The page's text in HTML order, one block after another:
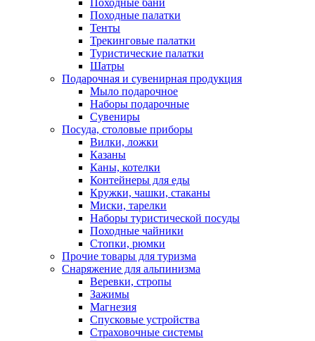
Походные бани
Походные палатки
Тенты
Трекинговые палатки
Туристические палатки
Шатры
Подарочная и сувенирная продукция
Мыло подарочное
Наборы подарочные
Сувениры
Посуда, столовые приборы
Вилки, ложки
Казаны
Каны, котелки
Контейнеры для еды
Кружки, чашки, стаканы
Миски, тарелки
Наборы туристической посуды
Походные чайники
Стопки, рюмки
Прочие товары для туризма
Снаряжение для альпинизма
Веревки, стропы
Зажимы
Магнезия
Спусковые устройства
Страховочные системы